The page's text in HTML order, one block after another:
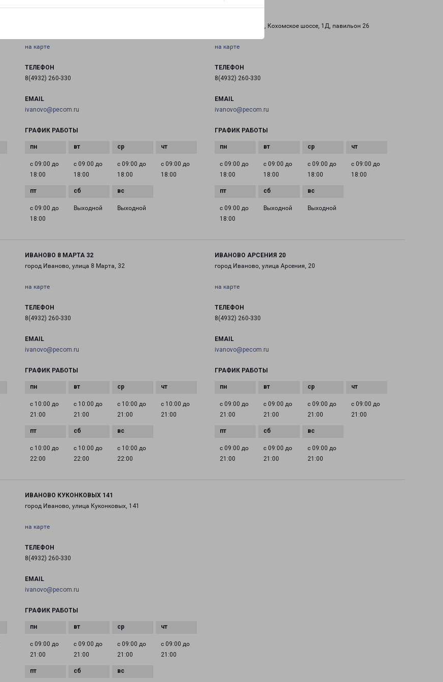
на карте
ТЕЛЕФОН
8(4932) 260-330
EMAIL
ivanovo@pecom.ru
ГРАФИК РАБОТЫ
с 09:00 до
18:00
с 09:00 до
18:00
с 09:00 до
18:00
с 09:00 до
18:00
с 09:00 до
18:00
Выходной Выходной
Россия, Иваново, Кохомское шоссе, 1Д, павильон 26
на карте
ТЕЛЕФОН
8(4932) 260-330
EMAIL
ivanovo@pecom.ru
ГРАФИК РАБОТЫ
с 09:00 до
18:00
с 09:00 до
18:00
с 09:00 до
18:00
с 09:00 до
18:00
с 09:00 до
18:00
Выходной Выходной
ИВАНОВО 8 МАРТА 32
город Иваново, улица 8 Марта, 32
на карте
ТЕЛЕФОН
8(4932) 260-330
EMAIL
ivanovo@pecom.ru
ГРАФИК РАБОТЫ
с 10:00 до
21:00
с 10:00 до
21:00
с 10:00 до
21:00
с 10:00 до
21:00
с 10:00 до
22:00
с 10:00 до
22:00
с 10:00 до
22:00
ИВАНОВО АРСЕНИЯ 20
город Иваново, улица Арсения, 20
на карте
ТЕЛЕФОН
8(4932) 260-330
EMAIL
ivanovo@pecom.ru
ГРАФИК РАБОТЫ
с 09:00 до
21:00
с 09:00 до
21:00
с 09:00 до
21:00
с 09:00 до
21:00
с 09:00 до
21:00
с 09:00 до
21:00
с 09:00 до
21:00
ИВАНОВО КУКОНКОВЫХ 141
город Иваново, улица Куконковых, 141
на карте
ТЕЛЕФОН
8(4932) 260-330
EMAIL
ivanovo@pecom.ru
ГРАФИК РАБОТЫ
с 09:00 до
21:00
с 09:00 до
21:00
с 09:00 до
21:00
с 09:00 до
21:00